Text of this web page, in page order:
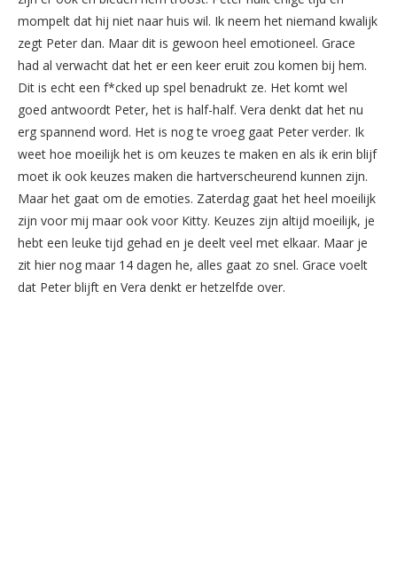
mompelt dat hij niet naar huis wil. Ik neem het niemand kwalijk
zegt Peter dan. Maar dit is gewoon heel emotioneel. Grace
had al verwacht dat het er een keer eruit zou komen bij hem.
Dit is echt een f*cked up spel benadrukt ze. Het komt wel
goed antwoordt Peter, het is half-half. Vera denkt dat het nu
erg spannend word. Het is nog te vroeg gaat Peter verder. Ik
weet hoe moeilijk het is om keuzes te maken en als ik erin blijf
moet ik ook keuzes maken die hartverscheurend kunnen zijn.
Maar het gaat om de emoties. Zaterdag gaat het heel moeilijk
zijn voor mij maar ook voor Kitty. Keuzes zijn altijd moeilijk, je
hebt een leuke tijd gehad en je deelt veel met elkaar. Maar je
zit hier nog maar 14 dagen he, alles gaat zo snel. Grace voelt
dat Peter blijft en Vera denkt er hetzelfde over.